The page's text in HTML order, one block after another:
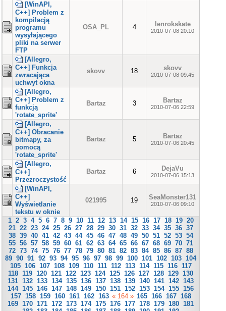
[WinAPI,
C++] Problem z
kompilacją
programu
wysyłającego
pliki na serwer
FTP
OSA_PL 4 lenrokskate
2010-07-08 20:10
[Allegro,
C++] Funkcja
zwracająca
uchwyt okna
skovv 18 skovv
2010-07-08 09:45
[Allegro,
C++] Problem z
funkcją
'rotate_sprite'
Bartaz 3 Bartaz
2010-07-06 22:59
[Allegro,
C++] Obracanie
bitmapy, za
pomocą
'rotate_sprite'
Bartaz 5 Bartaz
2010-07-06 20:45
[Allegro,
C++]
Przezroczystość
Bartaz 6 DejaVu
2010-07-06 15:13
[WinAPI,
C++]
Wyświetlanie
tekstu w oknie
021995 19 SeaMonster131
2010-07-06 09:10
1 2 3 4 5 6 7 8 9 10 11 12 13 14 15 16 17 18 19 20
21 22 23 24 25 26 27 28 29 30 31 32 33 34 35 36 37
38 39 40 41 42 43 44 45 46 47 48 49 50 51 52 53 54
55 56 57 58 59 60 61 62 63 64 65 66 67 68 69 70 71
72 73 74 75 76 77 78 79 80 81 82 83 84 85 86 87 88
89 90 91 92 93 94 95 96 97 98 99 100 101 102 103 104
105 106 107 108 109 110 111 112 113 114 115 116 117
118 119 120 121 122 123 124 125 126 127 128 129 130
131 132 133 134 135 136 137 138 139 140 141 142 143
144 145 146 147 148 149 150 151 152 153 154 155 156
157 158 159 160 161 162 163 « 164 » 165 166 167 168
169 170 171 172 173 174 175 176 177 178 179 180 181